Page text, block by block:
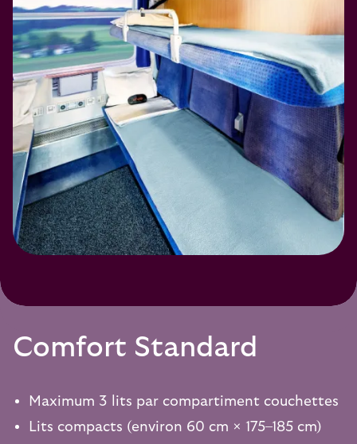
Comfort Standard
Maximum 3 lits par compartiment couchettes
Lits compacts (environ 60 cm × 175–185 cm)